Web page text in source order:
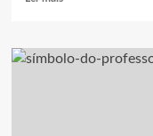
ELEIÇÃO
PARA